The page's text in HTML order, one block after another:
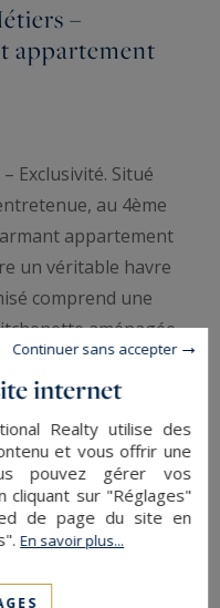
–
appartement
Exclusivité. Situé
au 4ème
appartement
un véritable havre
comprend une
aménagée
et
lit, un dressing
la salle de douche
nécessaire. Une
alliant charme
de Paris. Paris
Realty, la
internet
Realty utilise des
et vous offrir une
pouvez gérer vos
cliquant sur "Réglages"
de page du site en
En savoir plus...
Continuer sans accepter